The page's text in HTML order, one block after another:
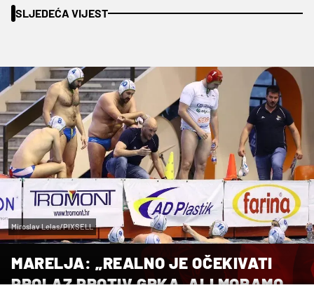
SLJEDEĆA VIJEST
Miroslav Lelas/PIXSELL
MARELJA: „REALNO JE OČEKIVATI
PROLAZ PROTIV GRKA, ALI MORAMO